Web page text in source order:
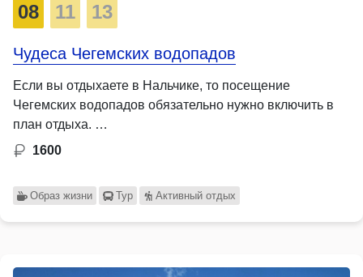
08 11 13
Чудеса Чегемских водопадов
Если вы отдыхаете в Нальчике, то посещение
Чегемских водопадов обязательно нужно включить в
план отдыха. …
1600
Образ жизни Тур Активный отдых